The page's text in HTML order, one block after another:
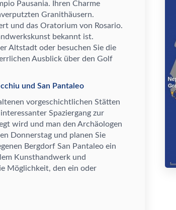
Pausania. Ihren Charme
Granithäusern.
und das Oratorium von Rosario.
bekannt ist.
Altstadt oder besuchen Sie die
Ausblick über den Golf
und San Pantaleo
vorgeschichtlichen Stätten
Spaziergang zur
wird und man den Archäologen
Donnerstag und planen Sie
Bergdorf San Pantaleo ein
Kunsthandwerk und
Möglichkeit, den ein oder